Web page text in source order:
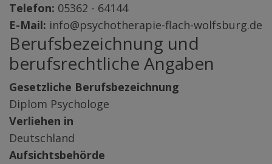
Telefon: 05362 - 64144
E-Mail: info@psychotherapie-flach-wolfsburg.de
Berufsbezeichnung und
berufsrechtliche Angaben
Gesetzliche Berufsbezeichnung
Diplom Psychologe
Verliehen in
Deutschland
Aufsichtsbehörde